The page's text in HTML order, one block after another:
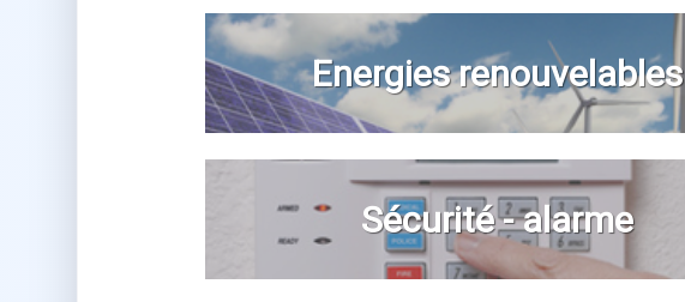
Energies renouvelables
Sécurité - alarme